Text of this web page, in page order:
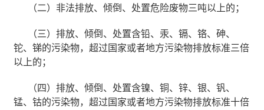
（二）非法排放、倾倒、处置危险废物三吨以上的；
（三）排放、倾倒、处置含铅、汞、镉、铬、砷、
铊、锑的污染物，超过国家或者地方污染物排放标准三倍
以上的；
（四）排放、倾倒、处置含镍、铜、锌、银、钒、
锰、钴的污染物，超过国家或者地方污染物排放标准十倍